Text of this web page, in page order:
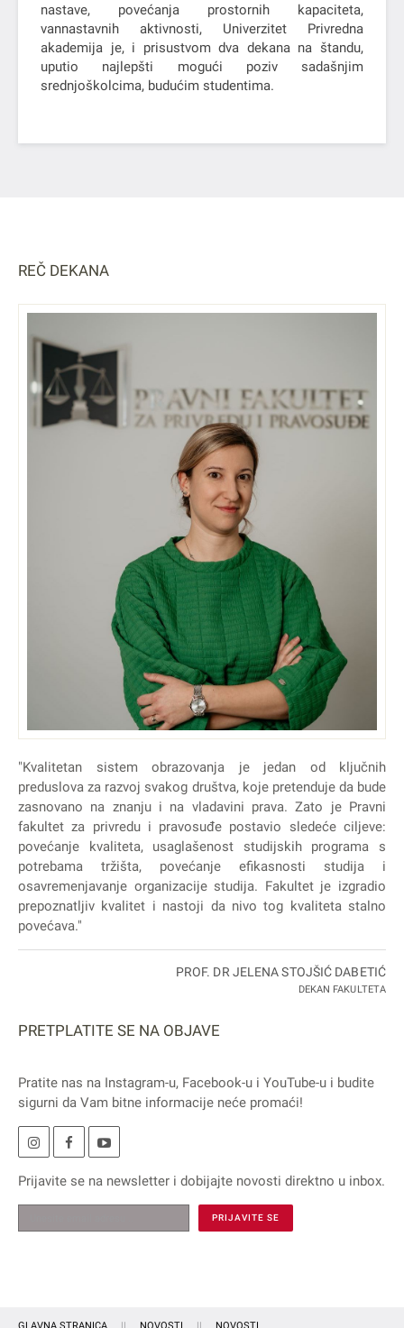
nastave, povećanja prostornih kapaciteta,
vannastavnih aktivnosti, Univerzitet Privredna
akademija je, i prisustvom dva dekana na štandu,
uputio najlepšti mogući poziv sadašnjim
srednjoškolcima, budućim studentima.
REČ DEKANA
"Kvalitetan sistem obrazovanja je jedan od ključnih
preduslova za razvoj svakog društva, koje pretenduje da bude
zasnovano na znanju i na vladavini prava. Zato je Pravni
fakultet za privredu i pravosuđe postavio sledeće ciljeve:
povećanje kvaliteta, usaglašenost studijskih programa s
potrebama tržišta, povećanje efikasnosti studija i
osavremenjavanje organizacije studija. Fakultet je izgradio
prepoznatljiv kvalitet i nastoji da nivo tog kvaliteta stalno
povećava."
PROF. DR JELENA STOJŠIĆ DABETIĆ
DEKAN FAKULTETA
PRETPLATITE SE NA OBJAVE
Pratite nas na Instagram-u, Facebook-u i YouTube-u i budite
sigurni da Vam bitne informacije neće promaći!
Prijavite se na newsletter i dobijajte novosti direktno u inbox.